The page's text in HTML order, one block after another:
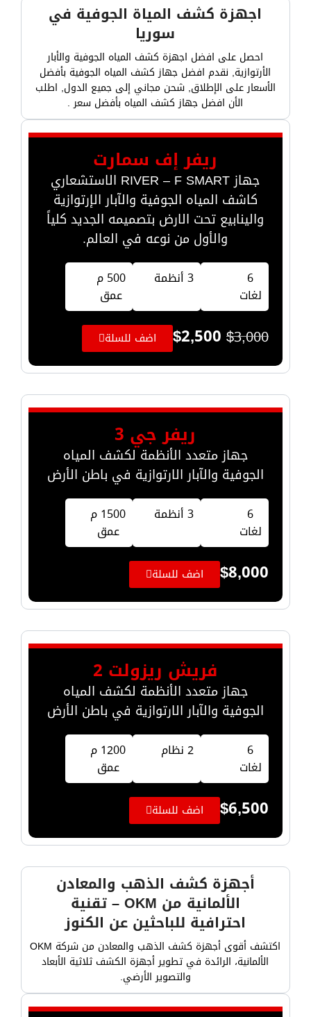
اجهزة كشف المياة الجوفية في
سوريا
احصل على افضل اجهزة كشف المياه الجوفية والأبار
الأرتوازية, نقدم افضل جهاز كشف المياه الجوفية بأفضل
الأسعار على الإطلاق, شحن مجاني إلى جميع الدول, اطلب
الأن افضل جهاز كشف المياه بأفضل سعر .
ريفر إف سمارت
جهاز RIVER – F SMART الاستشعاري
كاشف المياه الجوفية والآبار الإرتوازية
والينابيع تحت الارض بتصميمه الجديد كلياً
والأول من نوعه في العالم.
6
لغات
3 أنظمة
500 م
عمق
$3,000
$2,500 اضف للسلة
ريفر جي 3
جهاز متعدد الأنظمة لكشف المياه
الجوفية والآبار الارتوازية في باطن الأرض
6
لغات
3 أنظمة
1500 م
عمق
$8,000 اضف للسلة
فريش ريزولت 2
جهاز متعدد الأنظمة لكشف المياه
الجوفية والآبار الارتوازية في باطن الأرض
6
لغات
2 نظام
1200 م
عمق
$6,500 اضف للسلة
أجهزة كشف الذهب والمعادن
الألمانية من OKM – تقنية
احترافية للباحثين عن الكنوز
اكتشف أقوى أجهزة كشف الذهب والمعادن من شركة OKM
الألمانية، الرائدة في تطوير أجهزة الكشف ثلاثية الأبعاد
والتصوير الأرضي.